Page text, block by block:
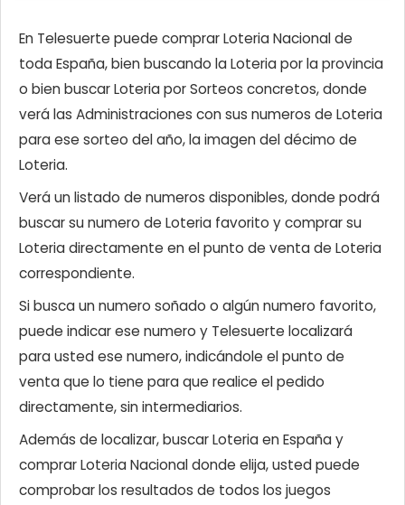
En Telesuerte puede comprar Loteria Nacional de
toda España, bien buscando la Loteria por la provincia
o bien buscar Loteria por Sorteos concretos, donde
verá las Administraciones con sus numeros de Loteria
para ese sorteo del año, la imagen del décimo de
Loteria.
Verá un listado de numeros disponibles, donde podrá
buscar su numero de Loteria favorito y comprar su
Loteria directamente en el punto de venta de Loteria
correspondiente.
Si busca un numero soñado o algún numero favorito,
puede indicar ese numero y Telesuerte localizará
para usted ese numero, indicándole el punto de
venta que lo tiene para que realice el pedido
directamente, sin intermediarios.
Además de localizar, buscar Loteria en España y
comprar Loteria Nacional donde elija, usted puede
comprobar los resultados de todos los juegos